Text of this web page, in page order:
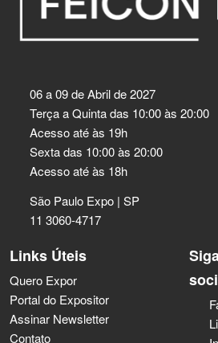
06 a 09 de Abril de 2027
Terça a Quinta das 10:00 às 20:00
Acesso até às 19h
Sexta das 10:00 às 20:00
Acesso até às 18h
São Paulo Expo | SP
11 3060-4717
Links Úteis
Quero Expor
Portal do Expositor
Assinar Newsletter
Contato